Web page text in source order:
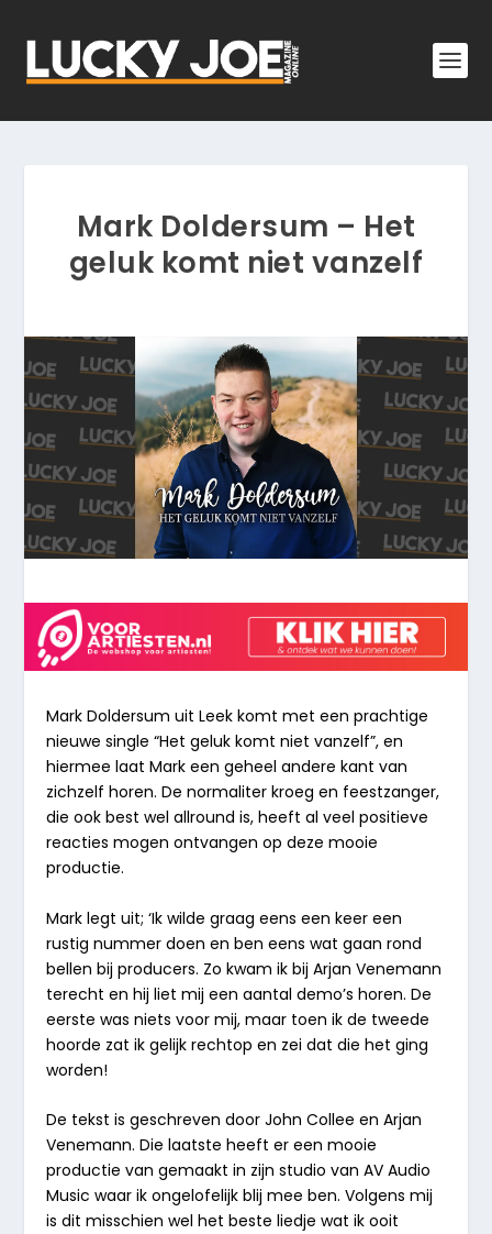
Mark Doldersum – Het
geluk komt niet vanzelf
Mark Doldersum uit Leek komt met een prachtige
nieuwe single “Het geluk komt niet vanzelf”, en
hiermee laat Mark een geheel andere kant van
zichzelf horen. De normaliter kroeg en feestzanger,
die ook best wel allround is, heeft al veel positieve
reacties mogen ontvangen op deze mooie
productie.
Mark legt uit;‘Ik wilde graag eens een keer een
rustig nummer doen en ben eens wat gaan rond
bellen bij producers. Zo kwam ik bij Arjan Venemann
terecht en hij liet mij een aantal demo’s horen. De
eerste was niets voor mij, maar toen ik de tweede
hoorde zat ik gelijk rechtop en zei dat die het ging
worden!
De tekst is geschreven door John Collee en Arjan
Venemann. Die laatste heeft er een mooie
productie van gemaakt in zijn studio van AV Audio
Music waar ik ongelofelijk blij mee ben. Volgens mij
is dit misschien wel het beste liedje wat ik ooit